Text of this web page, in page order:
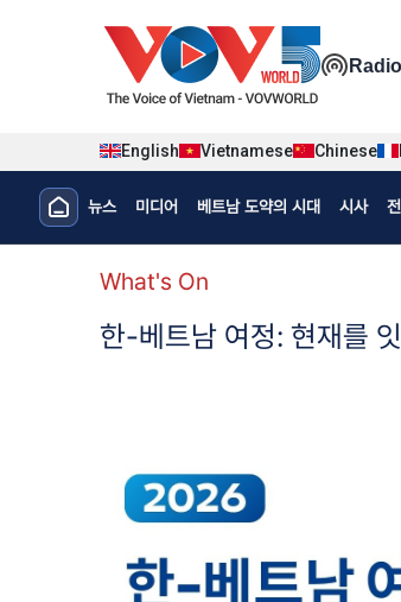
ĐaRadio
English Vietnamese Chinese
Menu trang chủ tiếng
뉴스 미디어 베트남 도약의 시대 시사
menu phụ tiếng Hàn
What's On
한-베트남 여정: 현재를